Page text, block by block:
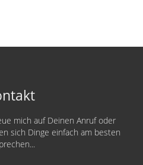
mich auf Deinen Anruf oder
sich Dinge einfach am besten